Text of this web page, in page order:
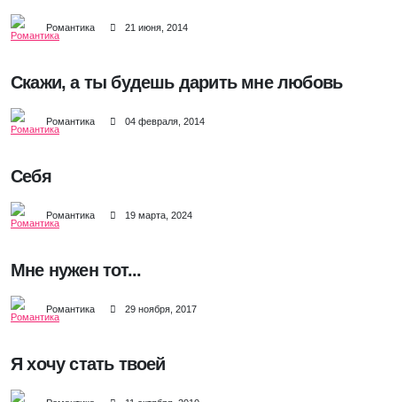
Романтика 21 июня, 2014
Скажи, а ты будешь дарить мне любовь
Романтика 04 февраля, 2014
Себя
Романтика 19 марта, 2024
Мне нужен тот...
Романтика 29 ноября, 2017
Я хочу стать твоей